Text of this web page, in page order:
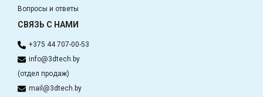
Вопросы и ответы
СВЯЗЬ С НАМИ
+375 44 707-00-53
info@3dtech.by
(отдел продаж)
mail@3dtech.by